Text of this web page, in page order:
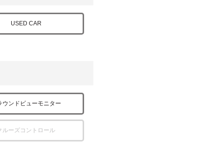
USED CAR
ウンドビューモニター
ルーズコントロール